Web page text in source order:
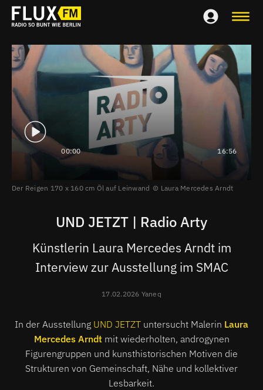
00:00 16:56
Der Reigen 170 x 160 cm Öl auf Leinwand Laura Mercedes Arndt
UND JETZT | Radio Arty
Künstlerin Laura Mercedes Arndt im
Interview zur Ausstellung im SMAC
17.02.2026 Yaneq
In der Ausstellung UND JETZT untersucht Malerin Laura
Mercedes Arndtmit wiederholten, androgynen
Figurengruppen und kunsthistorischen Motiven die
Strukturen von Gemeinschaft, Nähe und kollektiver
Lesbarkeit.